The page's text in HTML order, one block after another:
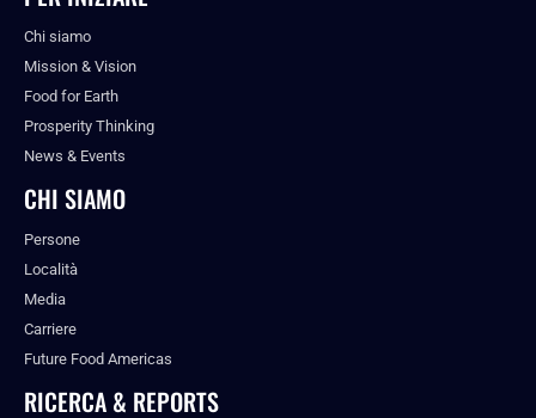
Chi siamo
Mission & Vision
Food for Earth
Prosperity Thinking
News & Events
CHI SIAMO
Persone
Località
Media
Carriere
Future Food Americas
RICERCA & REPORTS